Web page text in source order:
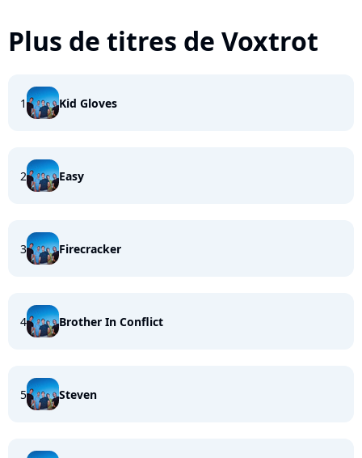
Plus de titres de Voxtrot
1 Kid Gloves
2 Easy
3 Firecracker
4 Brother In Conflict
5 Steven